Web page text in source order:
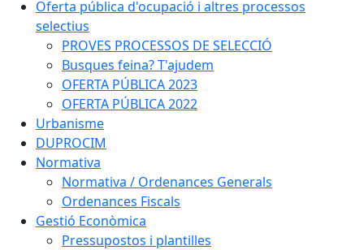
Oferta pública d'ocupació i altres processos
selectius
PROVES PROCESSOS DE SELECCIÓ
Busques feina? T'ajudem
OFERTA PÚBLICA 2023
OFERTA PÚBLICA 2022
Urbanisme
DUPROCIM
Normativa
Normativa / Ordenances Generals
Ordenances Fiscals
Gestió Econòmica
Pressupostos i plantilles